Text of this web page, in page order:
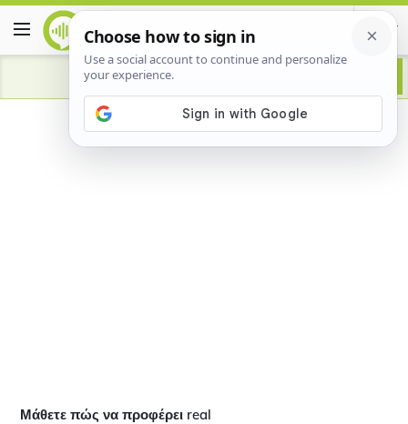
Advertisement
Μάθετε πώς να προφέρει real